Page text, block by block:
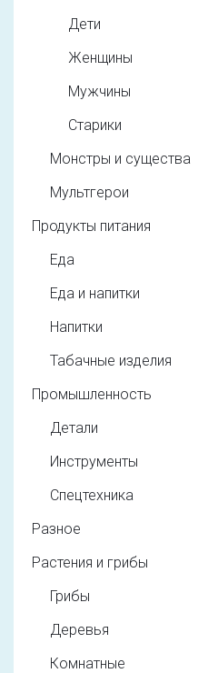
Дети
Женщины
Мужчины
Старики
Монстры и существа
Мультгерои
Продукты питания
Еда
Еда и напитки
Напитки
Табачные изделия
Промышленность
Детали
Инструменты
Спецтехника
Разное
Растения и грибы
Грибы
Деревья
Комнатные